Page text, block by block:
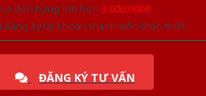
đơn hàng lớn hơn 3.000.000đ
đăng ký tài khoản thành viên thân thiết
ĐĂNG KÝ TƯ VẤN